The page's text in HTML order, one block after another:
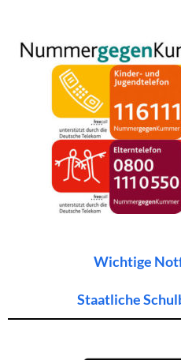
Wichtige
Staatliche